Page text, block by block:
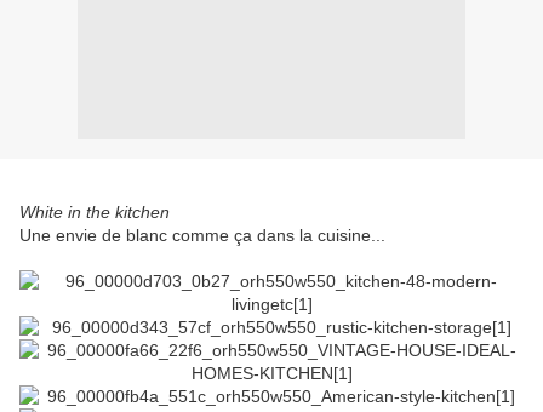
White in the kitchen
Une envie de blanc comme ça dans la cuisine...